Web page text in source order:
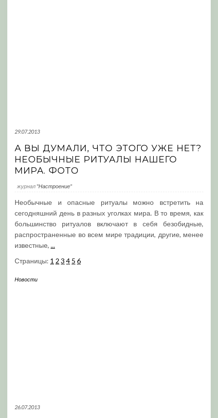
29.07.2013
А ВЫ ДУМАЛИ, ЧТО ЭТОГО УЖЕ НЕТ?
НЕОБЫЧНЫЕ РИТУАЛЫ НАШЕГО
МИРА. ФОТО
журнал "Настроение"
Необычные и опасные ритуалы можно встретить на
сегодняшний день в разных уголках мира. В то время, как
большинство ритуалов включают в себя безобидные,
распространенные во всем мире традиции, другие, менее
известные, ...
Страницы: 1 2 3 4 5 6
Новости
26.07.2013